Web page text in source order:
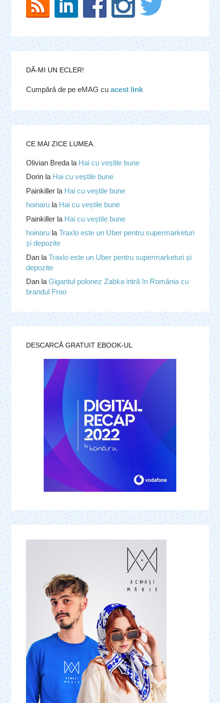
DĂ-MI UN ECLER!
Cumpără de pe eMAG cu acest link
CE MAI ZICE LUMEA.
Olivian Bredala Hai cu veștile bune
Dorinla Hai cu veștile bune
Painkillerla Hai cu veștile bune
hoinarula Hai cu veștile bune
Painkillerla Hai cu veștile bune
hoinarula Traxlo este un Uber pentru supermarketuri
și depozite
Danla Traxlo este un Uber pentru supermarketuri și
depozite
Danla Gigantul polonez Zabka intră în România cu
brandul Froo
DESCARCĂ GRATUIT EBOOK-UL